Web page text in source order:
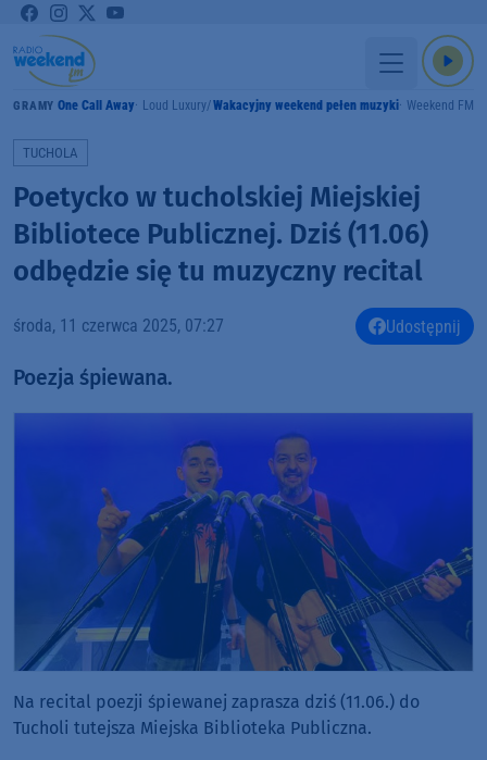
GRAMY One Call Away Loud Luxury Wakacyjny weekend pełen muzyki Weekend FM
TUCHOLA
Poetycko w tucholskiej Miejskiej
Bibliotece Publicznej. Dziś (11.06)
odbędzie się tu muzyczny recital
środa, 11 czerwca 2025, 07:27 Udostępnij
Poezja śpiewana.
Na recital poezji śpiewanej zaprasza dziś (11.06.) do
Tucholi tutejsza Miejska Biblioteka Publiczna.